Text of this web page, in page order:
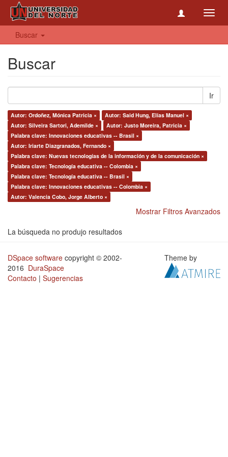
Buscar
Buscar
Ir
Autor: Ordoñez, Mónica Patricia ×
Autor: Said Hung, Elías Manuel ×
Autor: Silveira Sartori, Ademilde ×
Autor: Justo Moreira, Patricia ×
Palabra clave: Innovaciones educativas -- Brasil ×
Autor: Iriarte Diazgranados, Fernando ×
Palabra clave: Nuevas tecnologías de la información y de la comunicación ×
Palabra clave: Tecnología educativa -- Colombia ×
Palabra clave: Tecnología educativa -- Brasil ×
Palabra clave: Innovaciones educativas -- Colombia ×
Autor: Valencia Cobo, Jorge Alberto ×
Mostrar Filtros Avanzados
La búsqueda no produjo resultados
DSpace software copyright © 2002-
2016 DuraSpace
Contacto | Sugerencias
Theme by